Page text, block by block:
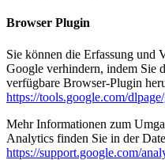
Browser Plugin
Sie können die Erfassung und
Google verhindern, indem Sie
verfügbare Browser-Plugin
https://tools.google.com/
Mehr Informationen zum
Analytics finden Sie in der
https://support.google.com/